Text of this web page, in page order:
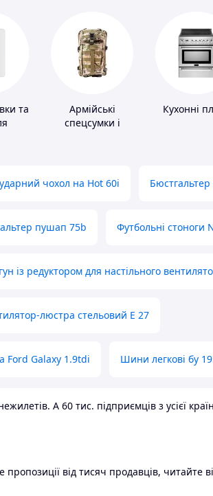
та
Армійські
спецсумки і
Кухонні
чохол на Hot 60i Бюстгальтер
пушап 75b Футбольні стоноги
із редуктором для настільного
люстра стельовий E 27
Ford Galaxy 1.9tdi Шини легкові бу
А 60 тис. підприємців з усієї
від тисяч продавців, читайте